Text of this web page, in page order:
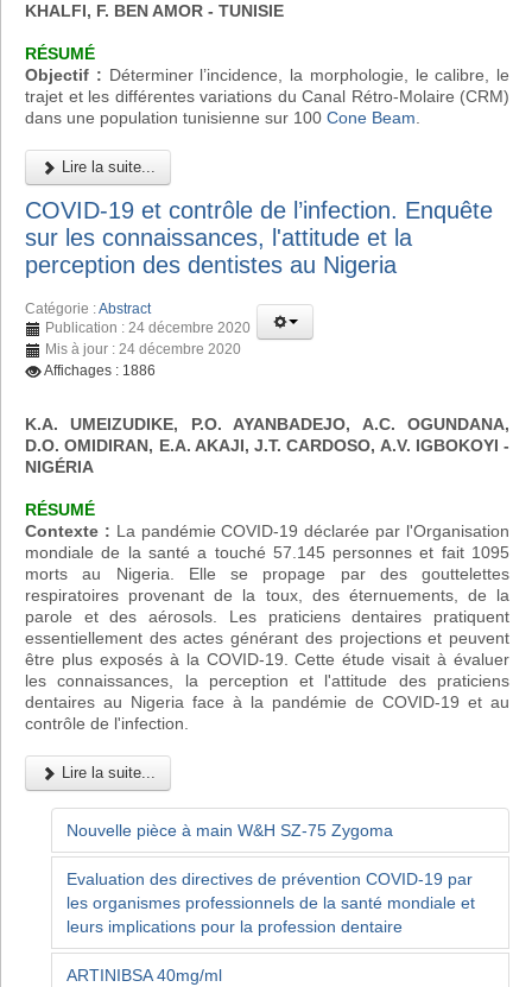
KHALFI, F. BEN AMOR - TUNISIE
RÉSUMÉ
Objectif : Déterminer l’incidence, la morphologie, le calibre, le
trajet et les différentes variations du Canal Rétro-Molaire (CRM)
dans une population tunisienne sur 100 Cone Beam
Lire la suite...
COVID-19 et contrôle de l’infection. Enquête
sur les connaissances, l'attitude et la
perception des dentistes au Nigeria
Catégorie :Abstract
Publication : 24 décembre 2020
Mis à jour : 24 décembre 2020
Affichages : 1886
K.A. UMEIZUDIKE, P.O. AYANBADEJO, A.C. OGUNDANA,
D.O. OMIDIRAN, E.A. AKAJI, J.T. CARDOSO, A.V. IGBOKOYI -
NIGÉRIA
RÉSUMÉ
Contexte : La pandémie COVID-19 déclarée par l'Organisation
mondiale de la santé a touché 57.145 personnes et fait 1095
morts au Nigeria. Elle se propage par des gouttelettes
respiratoires provenant de la toux, des éternuements, de la
parole et des aérosols. Les praticiens dentaires pratiquent
essentiellement des actes générant des projections et peuvent
être plus exposés à la COVID-19. Cette étude visait à évaluer
les connaissances, la perception et l'attitude des praticiens
dentaires au Nigeria face à la pandémie de COVID-19 et au
contrôle de l'infection.
Lire la suite...
Nouvelle pièce à main W&H SZ-75 Zygoma
Evaluation des directives de prévention COVID-19 par
les organismes professionnels de la santé mondiale et
leurs implications pour la profession dentaire
ARTINIBSA 40mg/ml